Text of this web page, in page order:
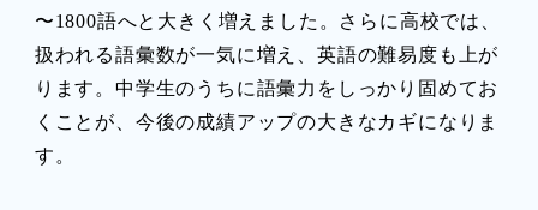
〜1800語へと大きく増えました。さらに高校では、
扱われる語彙数が一気に増え、英語の難易度も上が
ります。中学生のうちに語彙力をしっかり固めてお
くことが、今後の成績アップの大きなカギになりま
す。